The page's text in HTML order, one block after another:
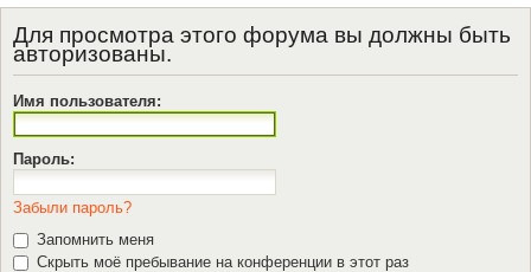
Для просмотра этого форума вы должны быть
авторизованы.
Имя пользователя:
Пароль:
Забыли пароль?
Запомнить меня
Скрыть моё пребывание на конференции в этот раз